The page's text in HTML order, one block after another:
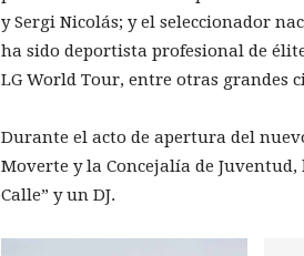
y Sergi Nicolás; y el seleccionador
ha sido deportista profesional de
LG World Tour, entre otras grandes
Durante el acto de apertura del
Moverte y la Concejalía de
Calle” y un DJ.